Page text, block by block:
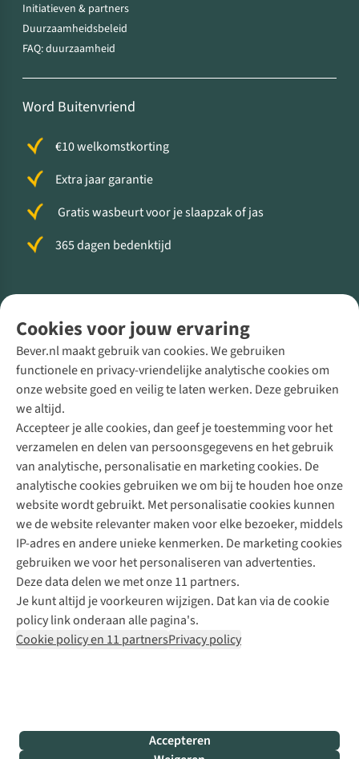
Cookies voor jouw ervaring
Bever.nl maakt gebruik van cookies. We gebruiken
functionele en privacy-vriendelijke analytische cookies om
onze website goed en veilig te laten werken. Deze gebruiken
we altijd.
Accepteer je alle cookies, dan geef je toestemming voor het
verzamelen en delen van persoonsgegevens en het gebruik
van analytische, personalisatie en marketing cookies. De
analytische cookies gebruiken we om bij te houden hoe onze
website wordt gebruikt. Met personalisatie cookies kunnen
we de website relevanter maken voor elke bezoeker, middels
IP-adres en andere unieke kenmerken. De marketing cookies
gebruiken we voor het personaliseren van advertenties.
Deze data delen we met onze 11 partners.
Je kunt altijd je voorkeuren wijzigen. Dat kan via de cookie
policy link onderaan alle pagina's.
Cookie policy en 11 partnersPrivacy policy
Accepteren
Initiatieven & partners
Duurzaamheidsbeleid
FAQ: duurzaamheid
Word Buitenvriend
€10 welkomstkorting
Extra jaar garantie
Gratis wasbeurt voor je slaapzak of jas
365 dagen bedenktijd
Direct advies van een Buitenexpert
+31 (0)85 888 50 88
+31 6 12 28 49 80
Contactformulier
Bever